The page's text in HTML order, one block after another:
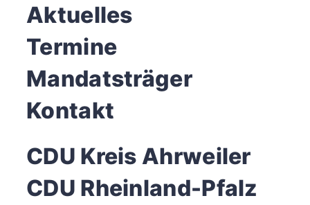
Aktuelles
Termine
Mandatsträger
Kontakt
CDU Kreis Ahrweiler
CDU Rheinland-Pfalz